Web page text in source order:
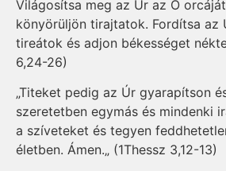
Világosítsa meg az Úr az Ő
könyörüljön tirajtatok. Fordítsa az
tireátok és adjon békességet
6,24-26)
„Titeket pedig az Úr gyarapítson
szeretetben egymás és mindenki
a szíveteket és tegyen
életben. Ámen.„ (1Thessz 3,12-13)